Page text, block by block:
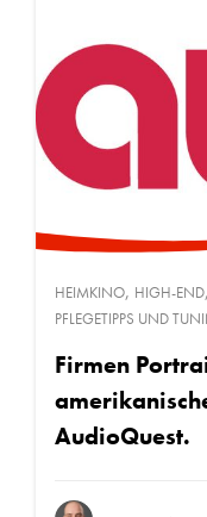
HEIMKINO, HIGH-END,
PFLEGETIPPS UND
Firmen
AudioQuest.